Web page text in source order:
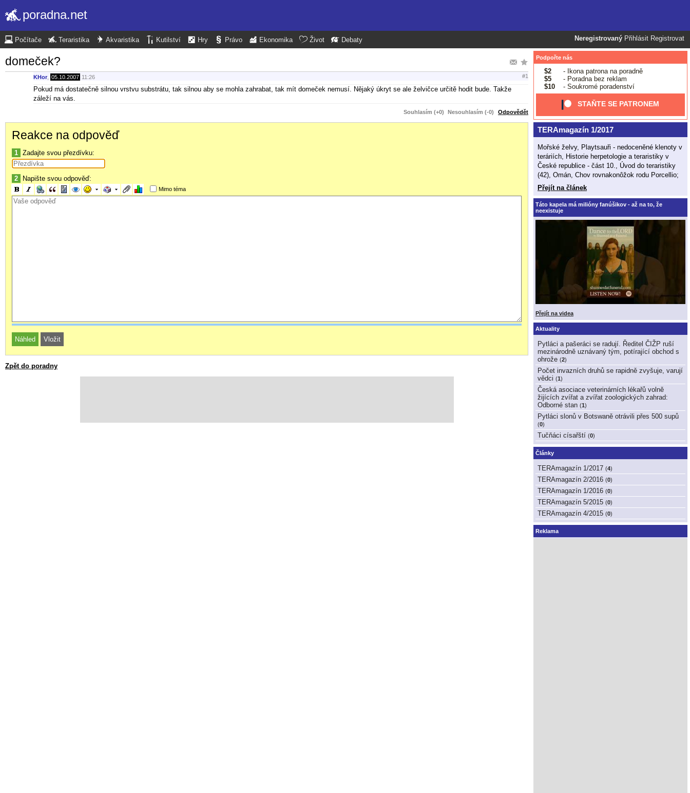
poradna.net
Neregistrovaný Přihlásit Registrovat
Počítače Teraristika Akvaristika Kutilství Hry Právo Ekonomika Život Debaty
domeček?
KHor 05.10.2007 11:26 #1
Pokud má dostatečně silnou vrstvu substrátu, tak silnou aby se mohla zahrabat, tak mít domeček nemusí. Nějaký úkryt se ale želvičce určitě hodit bude. Takže
záleží na vás.
Souhlasím (+0) Nesouhlasím (-0) Odpovědět
Reakce na odpověď
1 Zadajte svou přezdívku:
2 Napište svou odpověď:
Mimo téma
Zpět do poradny
Podpořte nás
$2
- Ikona patrona na poradně
$5
- Poradna bez reklam
$10
- Soukromé poradenství
STAŇTE SE PATRONEM
TERAmagazín 1/2017
Mořské želvy, Playtsauři - nedoceněné klenoty v
teráriích, Historie herpetologie a teraristiky v
České republice - část 10., Úvod do teraristiky
(42), Omán, Chov rovnakonôžok rodu Porcellio;
Přejít na článek
Táto kapela má milióny fanúšikov - až na to, že
neexistuje
Přejít na videa
Aktuality
Pytláci a pašeráci se radují. Ředitel ČIŽP ruší
mezinárodně uznávaný tým, potírající obchod s
ohrože (2)
Počet invazních druhů se rapidně zvyšuje, varují
vědci (1)
Česká asociace veterinárních lékařů volně
žijících zvířat a zvířat zoologických zahrad:
Odborné stan (1)
Pytláci slonů v Botswaně otrávili přes 500 supů
(0)
Tučňáci císařští (0)
Články
TERAmagazín 1/2017 (4)
TERAmagazín 2/2016 (0)
TERAmagazín 1/2016 (0)
TERAmagazín 5/2015 (0)
TERAmagazín 4/2015 (0)
Reklama